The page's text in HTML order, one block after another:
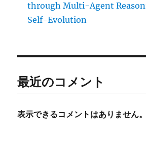
through Multi-Agent
Self-Evolution
最近のコメント
表示できるコメントはありません。